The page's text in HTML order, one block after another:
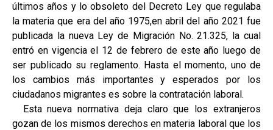
últimos años y lo obsoleto del Decreto Ley que regulaba
la materia que era del año 1975,en abril del año 2021 fue
publicada la nueva Ley de Migración No. 21.325, la cual
entró en vigencia el 12 de febrero de este año luego de
ser publicado su reglamento. Hasta el momento, uno de
los cambios más importantes y esperados por los
ciudadanos migrantes es sobre la contratación laboral.
Esta nueva normativa deja claro que los extranjeros
gozan de los mismos derechos en materia laboral que los